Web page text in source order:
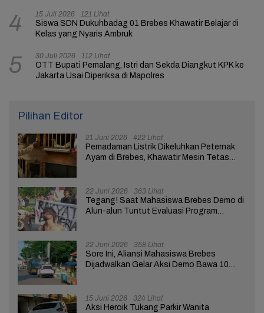
4 15 Juli 2026 121 Lihat
Siswa SDN Dukuhbadag 01 Brebes Khawatir Belajar di
Kelas yang Nyaris Ambruk
5 30 Juli 2026 112 Lihat
OTT Bupati Pemalang, Istri dan Sekda Diangkut KPK ke
Jakarta Usai Diperiksa di Mapolres
Pilihan Editor
21 Juni 2026 422 Lihat
Pemadaman Listrik Dikeluhkan Peternak
Ayam di Brebes, Khawatir Mesin Tetas
22 Juni 2026 363 Lihat
Tegang! Saat Mahasiswa Brebes Demo di
Alun-alun Tuntut Evaluasi Program
22 Juni 2026 358 Lihat
Sore Ini, Aliansi Mahasiswa Brebes
Dijadwalkan Gelar Aksi Demo Bawa 10
15 Juni 2026 324 Lihat
Aksi Heroik Tukang Parkir Wanita